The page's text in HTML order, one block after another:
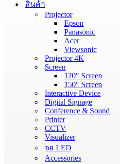
สินค้า
Projector
Epson
Panasonic
Acer
Viewsonic
Projector 4K
Screen
120″ Screen
150″ Screen
Interactive Device
Digital Signage
Conference & Sound
Printer
CCTV
Visualizer
จอ LED
Accessories